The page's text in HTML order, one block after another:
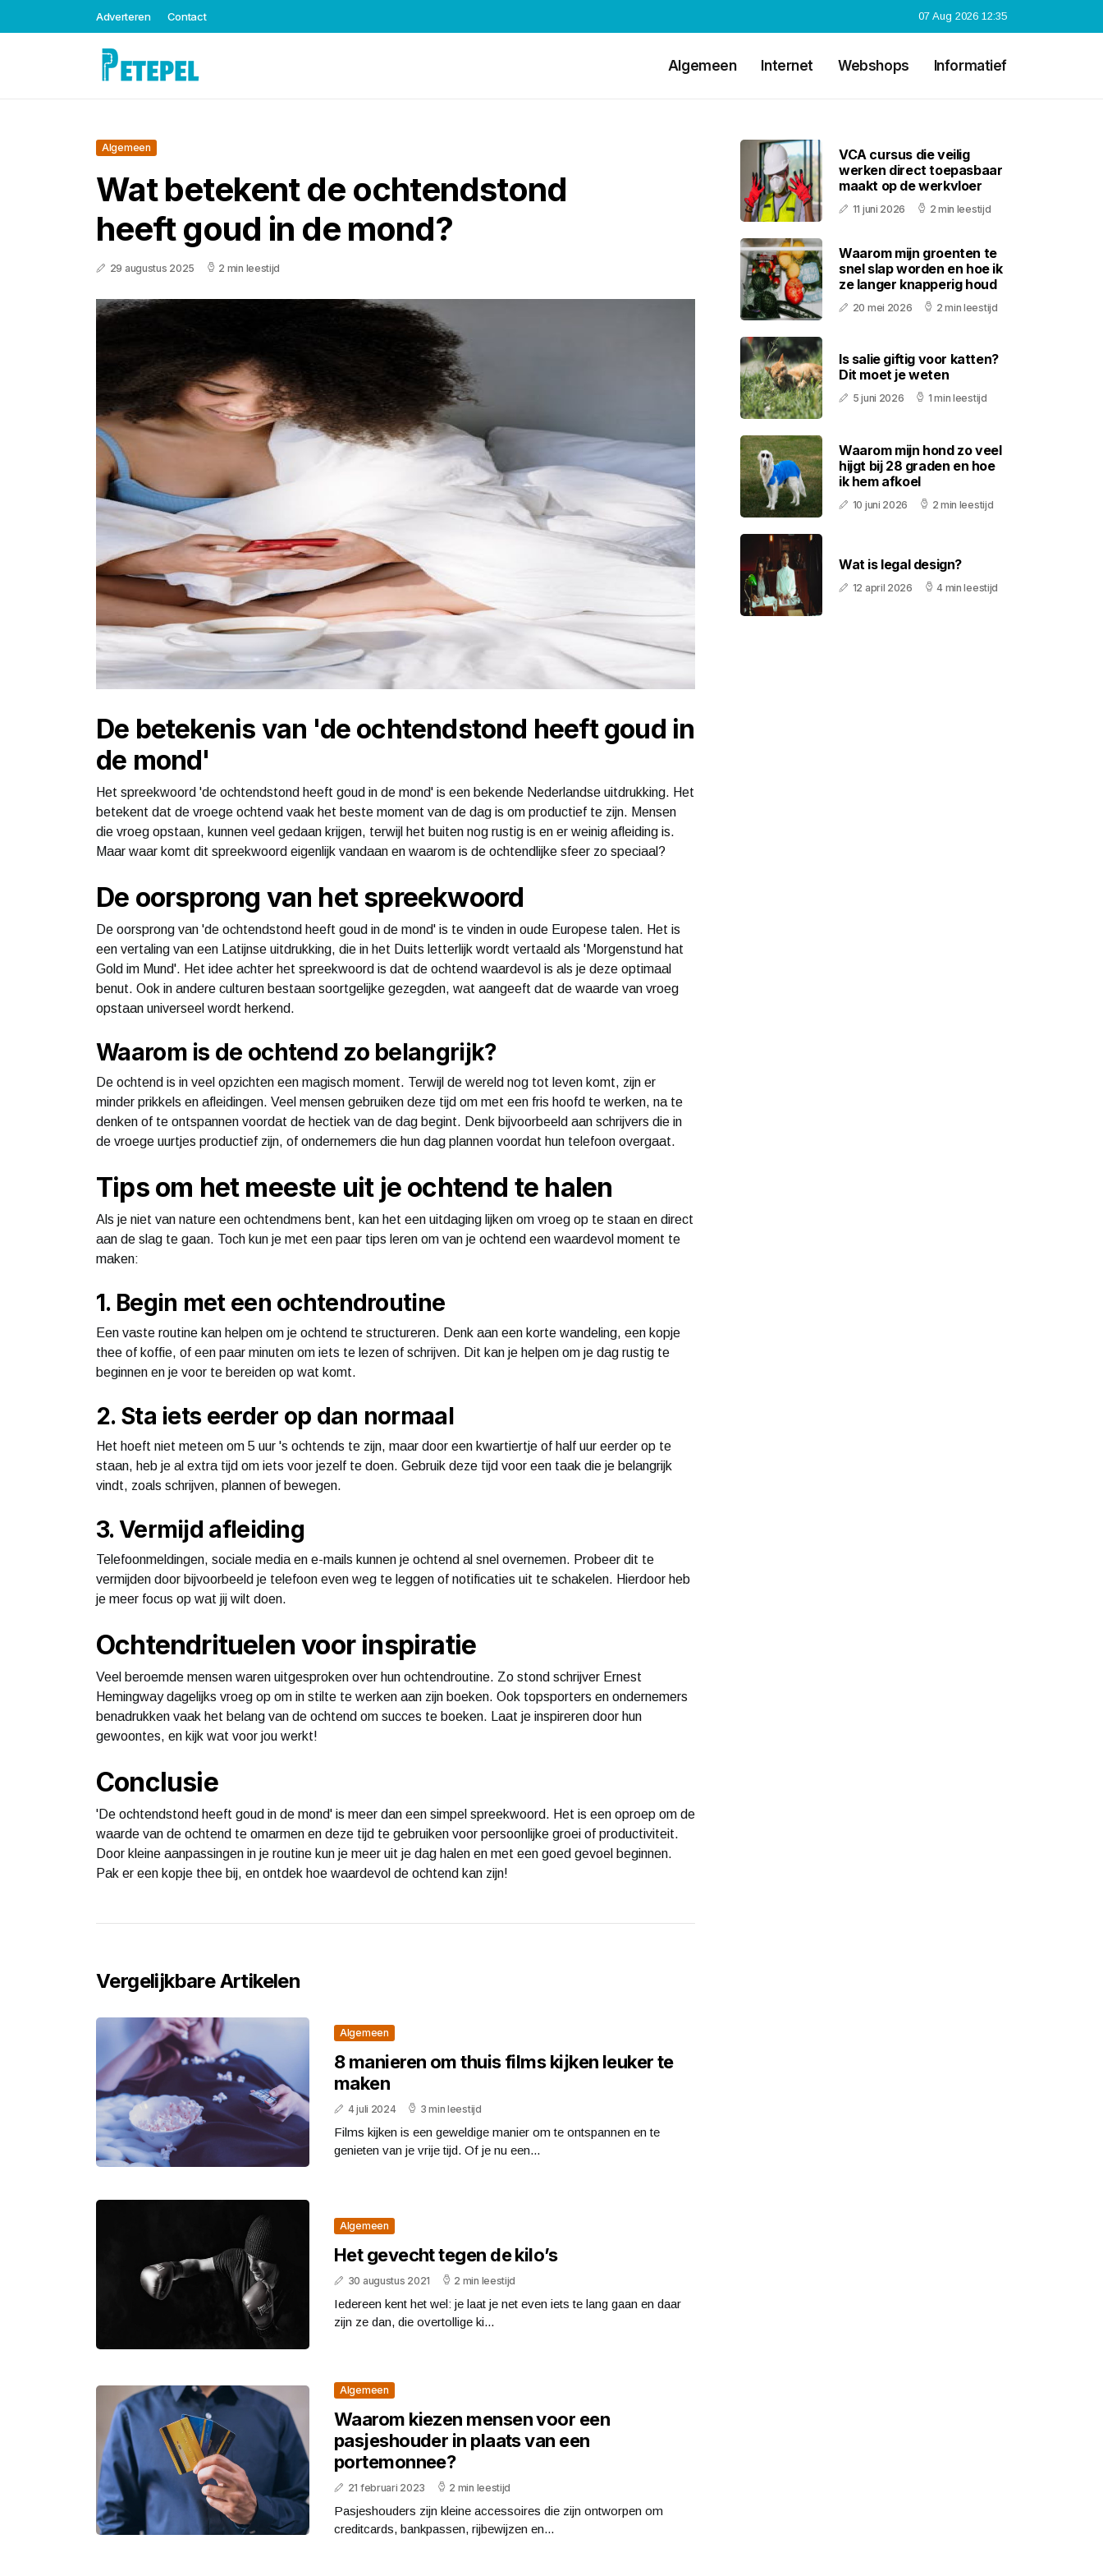
Adverteren Contact 07 Aug 2026 12:35
Algemeen Internet Webshops Informatief
Algemeen
Wat betekent de ochtendstond
heeft goud in de mond?
29 augustus 2025 2 min leestijd
De betekenis van 'de ochtendstond heeft goud in
de mond'
Het spreekwoord 'de ochtendstond heeft goud in de mond' is een bekende Nederlandse uitdrukking. Het
betekent dat de vroege ochtend vaak het beste moment van de dag is om productief te zijn. Mensen
die vroeg opstaan, kunnen veel gedaan krijgen, terwijl het buiten nog rustig is en er weinig afleiding is.
Maar waar komt dit spreekwoord eigenlijk vandaan en waarom is de ochtendlijke sfeer zo speciaal?
De oorsprong van het spreekwoord
De oorsprong van 'de ochtendstond heeft goud in de mond' is te vinden in oude Europese talen. Het is
een vertaling van een Latijnse uitdrukking, die in het Duits letterlijk wordt vertaald als 'Morgenstund hat
Gold im Mund'. Het idee achter het spreekwoord is dat de ochtend waardevol is als je deze optimaal
benut. Ook in andere culturen bestaan soortgelijke gezegden, wat aangeeft dat de waarde van vroeg
opstaan universeel wordt herkend.
Waarom is de ochtend zo belangrijk?
De ochtend is in veel opzichten een magisch moment. Terwijl de wereld nog tot leven komt, zijn er
minder prikkels en afleidingen. Veel mensen gebruiken deze tijd om met een fris hoofd te werken, na te
denken of te ontspannen voordat de hectiek van de dag begint. Denk bijvoorbeeld aan schrijvers die in
de vroege uurtjes productief zijn, of ondernemers die hun dag plannen voordat hun telefoon overgaat.
Tips om het meeste uit je ochtend te halen
Als je niet van nature een ochtendmens bent, kan het een uitdaging lijken om vroeg op te staan en direct
aan de slag te gaan. Toch kun je met een paar tips leren om van je ochtend een waardevol moment te
maken:
1. Begin met een ochtendroutine
Een vaste routine kan helpen om je ochtend te structureren. Denk aan een korte wandeling, een kopje
thee of koffie, of een paar minuten om iets te lezen of schrijven. Dit kan je helpen om je dag rustig te
beginnen en je voor te bereiden op wat komt.
2. Sta iets eerder op dan normaal
Het hoeft niet meteen om 5 uur 's ochtends te zijn, maar door een kwartiertje of half uur eerder op te
staan, heb je al extra tijd om iets voor jezelf te doen. Gebruik deze tijd voor een taak die je belangrijk
vindt, zoals schrijven, plannen of bewegen.
3. Vermijd afleiding
Telefoonmeldingen, sociale media en e-mails kunnen je ochtend al snel overnemen. Probeer dit te
vermijden door bijvoorbeeld je telefoon even weg te leggen of notificaties uit te schakelen. Hierdoor heb
je meer focus op wat jij wilt doen.
Ochtendrituelen voor inspiratie
Veel beroemde mensen waren uitgesproken over hun ochtendroutine. Zo stond schrijver Ernest
Hemingway dagelijks vroeg op om in stilte te werken aan zijn boeken. Ook topsporters en ondernemers
benadrukken vaak het belang van de ochtend om succes te boeken. Laat je inspireren door hun
gewoontes, en kijk wat voor jou werkt!
Conclusie
'De ochtendstond heeft goud in de mond' is meer dan een simpel spreekwoord. Het is een oproep om de
waarde van de ochtend te omarmen en deze tijd te gebruiken voor persoonlijke groei of productiviteit.
Door kleine aanpassingen in je routine kun je meer uit je dag halen en met een goed gevoel beginnen.
Pak er een kopje thee bij, en ontdek hoe waardevol de ochtend kan zijn!
Vergelijkbare Artikelen
Algemeen
8 manieren om thuis films kijken leuker te
maken
4 juli 2024 3 min leestijd
Films kijken is een geweldige manier om te ontspannen en te
genieten van je vrije tijd. Of je nu een...
Algemeen
Het gevecht tegen de kilo’s
30 augustus 2021 2 min leestijd
Iedereen kent het wel: je laat je net even iets te lang gaan en daar
zijn ze dan, die overtollige ki...
Algemeen
Waarom kiezen mensen voor een
pasjeshouder in plaats van een
portemonnee?
21 februari 2023 2 min leestijd
Pasjeshouders zijn kleine accessoires die zijn ontworpen om
creditcards, bankpassen, rijbewijzen en...
VCA cursus die veilig
werken direct toepasbaar
maakt op de werkvloer
11 juni 2026 2 min leestijd
Waarom mijn groenten te
snel slap worden en hoe ik
ze langer knapperig houd
20 mei 2026 2 min leestijd
Is salie giftig voor katten?
Dit moet je weten
5 juni 2026 1 min leestijd
Waarom mijn hond zo veel
hijgt bij 28 graden en hoe
ik hem afkoel
10 juni 2026 2 min leestijd
Wat is legal design?
12 april 2026 4 min leestijd